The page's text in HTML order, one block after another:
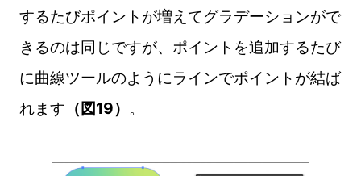
するたびポイントが増えてグラデーションがで
きるのは同じですが、ポイントを追加するたび
に曲線ツールのようにラインでポイントが結ば
れます （図19） 。